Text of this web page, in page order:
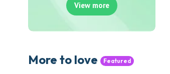
View more
More to love Featured